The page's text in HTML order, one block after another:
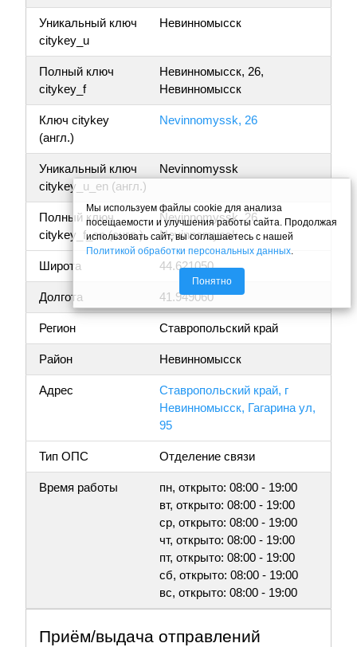
Уникальный ключ
citykey_u
Невинномысск
Полный ключ
citykey_f
Невинномысск, 26,
Невинномысск
Ключ citykey
(англ.)
Nevinnomyssk, 26
Уникальный ключ
citykey_u_en (англ.)
Nevinnomyssk
Полный ключ
citykey_f_en (англ.)
Nevinnomyssk, 26,
Nevinnomyssk
Широта 44.621050
Долгота 41.949060
Регион Ставропольский край
Район Невинномысск
Адрес
Ставропольский край, г
Невинномысск, Гагарина ул,
95
Тип ОПС Отделение связи
Время работы
пн, открыто: 08:00 - 19:00
вт, открыто: 08:00 - 19:00
ср, открыто: 08:00 - 19:00
чт, открыто: 08:00 - 19:00
пт, открыто: 08:00 - 19:00
сб, открыто: 08:00 - 19:00
вс, открыто: 08:00 - 19:00
Приём/выдача отправлений
Мы используем файлы cookie для анализа
посещаемости и улучшения работы сайта. Продолжая
использовать сайт, вы соглашаетесь с нашей
Политикой обработки персональных данных
Понятно